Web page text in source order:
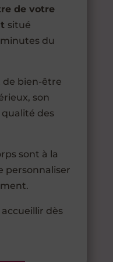
de votre
situé
du
de bien-être
son
des
sont à la
personnaliser
dès